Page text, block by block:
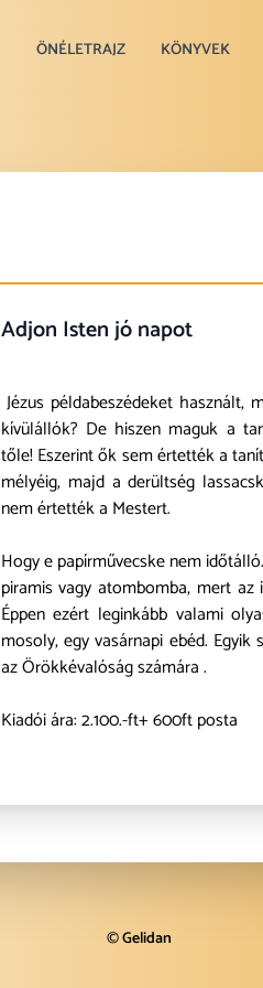
ÖNÉLETRAJZ KÖNYVEK
Adjon Isten jó napot
Jézus példabeszédeket használt,
kívülállók? De hiszen maguk a
tőle! Eszerint ők sem értették a
mélyéig, majd a derültség
nem értették a Mestert.
Hogy e papírművecske nem
piramis vagy atombomba, mert
Éppen ezért leginkább valami
mosoly, egy vasárnapi ebéd.
az Örökkévalóság számára .
Kiadói ára: 2.100.-ft+ 600ft posta
©Gelidan